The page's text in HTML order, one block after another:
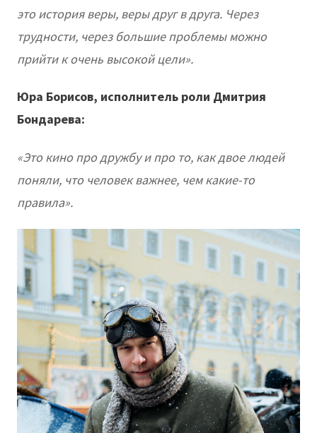
это история веры, веры друг в друга. Через
трудности, через большие проблемы можно
прийти к очень высокой цели».
Юра Борисов, исполнитель роли Дмитрия
Бондарева:
«Это кино про дружбу и про то, как двое людей
поняли, что человек важнее, чем какие-то
правила».